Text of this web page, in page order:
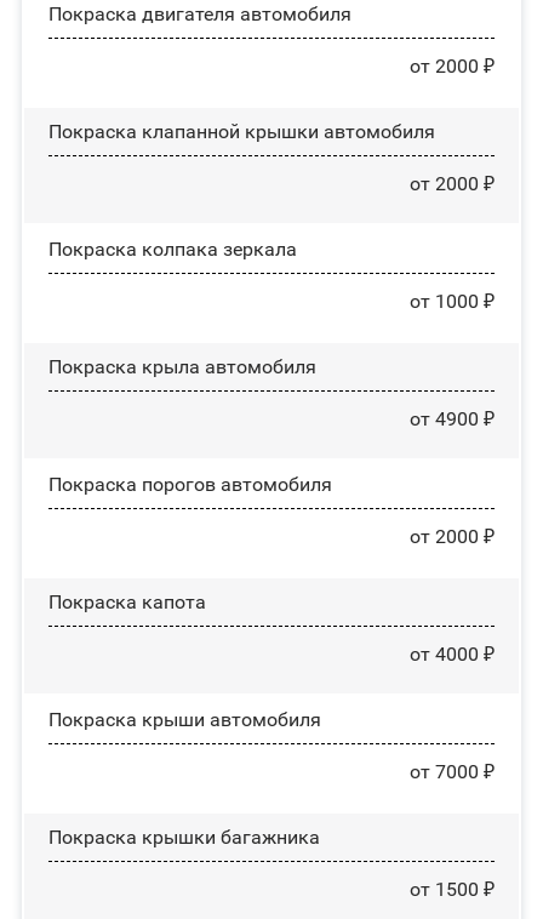
Покраска двигателя автомобиля
от 2000 ₽
Покраска клапанной крышки автомобиля
от 2000 ₽
Покраска колпака зеркала
от 1000 ₽
Покраска крыла автомобиля
от 4900 ₽
Покраска порогов автомобиля
от 2000 ₽
Покраска капота
от 4000 ₽
Покраска крыши автомобиля
от 7000 ₽
Покраска крышки багажника
от 1500 ₽